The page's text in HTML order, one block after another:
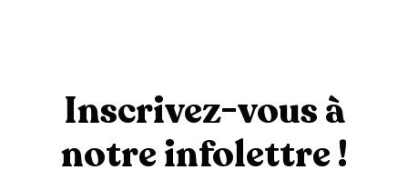
Inscrivez-vous à
notre infolettre !